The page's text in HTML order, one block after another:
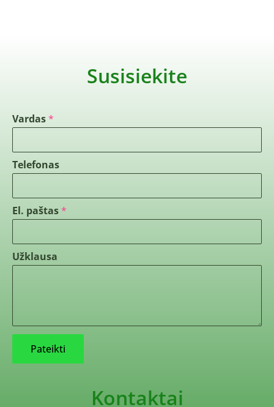
Susisiekite
Vardas*
Telefonas
El. paštas *
Užklausa
Pateikti
Kontaktai